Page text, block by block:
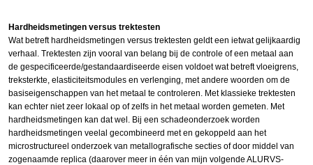
Hardheidsmetingen versus trektesten
Wat betreft hardheidsmetingen versus trektesten geldt een ietwat gelijkaardig
verhaal. Trektesten zijn vooral van belang bij de controle of een metaal aan
de gespecificeerde/gestandaardiseerde eisen voldoet wat betreft vloeigrens,
treksterkte, elasticiteitsmodules en verlenging, met andere woorden om de
basiseigenschappen van het metaal te controleren. Met klassieke trektesten
kan echter niet zeer lokaal op of zelfs in het metaal worden gemeten. Met
hardheidsmetingen kan dat wel. Bij een schadeonderzoek worden
hardheidsmetingen veelal gecombineerd met en gekoppeld aan het
microstructureel onderzoek van metallografische secties of door middel van
zogenaamde replica (daarover meer in één van mijn volgende ALURVS-